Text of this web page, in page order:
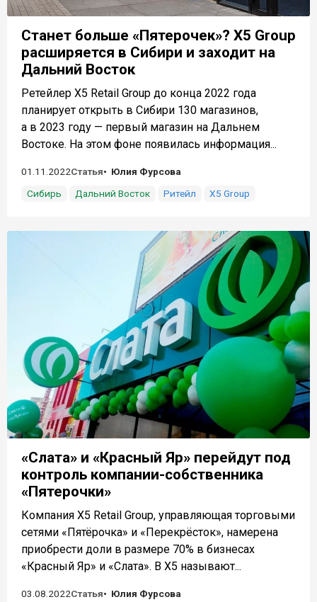
Станет больше «Пятерочек»? X5 Group
расширяется в Сибири и заходит на
Дальний Восток
Ретейлер X5 Retail Group до конца 2022 года
планирует открыть в Сибири 130 магазинов,
а в 2023 году — первый магазин на Дальнем
Востоке. На этом фоне появилась информация...
01.11.2022Статья
Юлия Фурсова
Сибирь
Дальний Восток Ритейл X5 Group
«Слата» и «Красный Яр» перейдут под
контроль компании-собственника
«Пятерочки»
Компания X5 Retail Group, управляющая торговыми
сетями «Пятёрочка» и «Перекрёсток», намерена
приобрести доли в размере 70% в бизнесах
«Красный Яр» и «Слата». В X5 называют...
03.08.2022Статья
Юлия Фурсова